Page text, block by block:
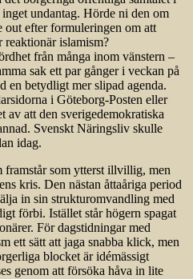
undantag. Hörde ni den om
out efter formuleringen om att
islamism?
från många inom vänstern –
sak ett par gånger i veckan på
en betydligt mer slipad agenda.
i Göteborg-Posten eller
av att den sverigedemokratiska
Svenskt Näringsliv skulle
idag.
framstår som ytterst illvillig, men
kris. Den nästan åttaåriga period
in sin strukturomvandling med
förbi. Istället står högern spagat
För dagstidningar med
ett sätt att jaga snabba klick, men
blocket är idémässigt
genom att försöka håva in lite